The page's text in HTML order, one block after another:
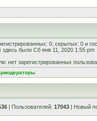
0, скрытых: 0 и
здесь было Сб янв 11, 2020 1:55 pm
нет зарегистрированных
| Пользователей: 17043 | Новый